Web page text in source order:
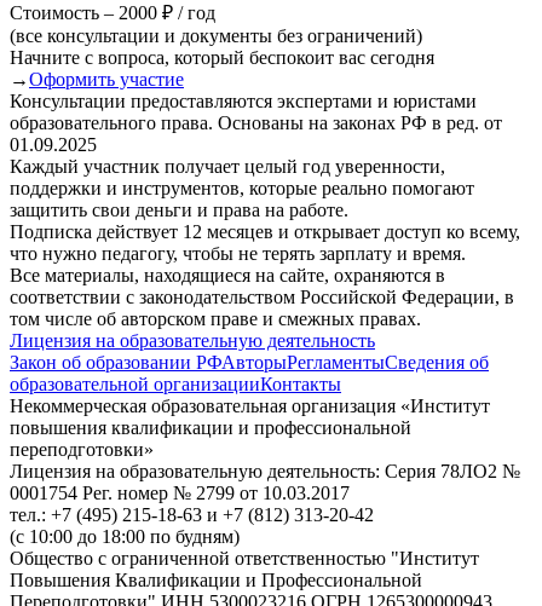
Стоимость – 2000 ₽ / год
(все консультации и документы без ограничений)
Начните с вопроса, который беспокоит вас сегодня
→Оформить участие
Консультации предоставляются экспертами и юристами
образовательного права. Основаны на законах РФ в ред. от
01.09.2025
Каждый участник получает целый год уверенности,
поддержки и инструментов, которые реально помогают
защитить свои деньги и права на работе.
Подписка действует 12 месяцев и открывает доступ ко всему,
что нужно педагогу, чтобы не терять зарплату и время.
Все материалы, находящиеся на сайте, охраняются в
соответствии с законодательством Российской Федерации, в
том числе об авторском праве и смежных правах.
Лицензия на образовательную деятельность
Закон об образовании РФАвторыРегламентыСведения об
образовательной организацииКонтакты
Некоммерческая образовательная организация «Институт
повышения квалификации и профессиональной
переподготовки»
Лицензия на образовательную деятельность: Серия 78ЛО2 №
0001754 Рег. номер № 2799 от 10.03.2017
тел.: +7 (495) 215-18-63 и +7 (812) 313-20-42
(с 10:00 до 18:00 по будням)
Общество с ограниченной ответственностью "Институт
Повышения Квалификации и Профессиональной
Переподготовки" ИНН 5300023216 ОГРН 1265300000943